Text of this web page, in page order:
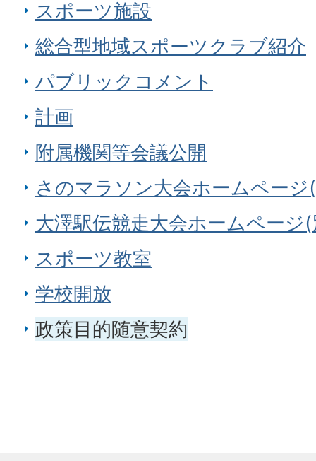
スポーツ施設
総合型地域スポーツクラブ紹介
パブリックコメント
計画
附属機関等会議公開
さのマラソン大会ホームページ
大澤駅伝競走大会ホームページ
スポーツ教室
学校開放
政策目的随意契約